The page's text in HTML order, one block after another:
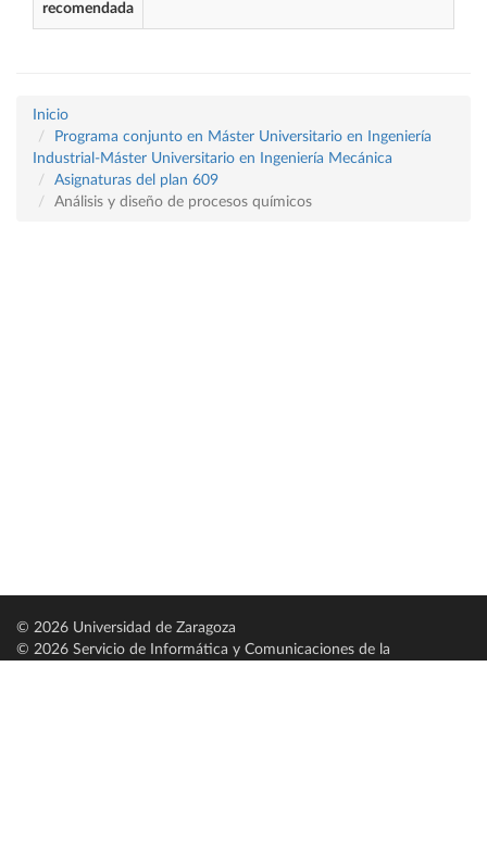
recomendada
Inicio
Programa conjunto en Máster Universitario en Ingeniería
Industrial-Máster Universitario en Ingeniería Mecánica
Asignaturas del plan 609
Análisis y diseño de procesos químicos
© 2026 Universidad de Zaragoza
© 2026 Servicio de Informática y Comunicaciones de la